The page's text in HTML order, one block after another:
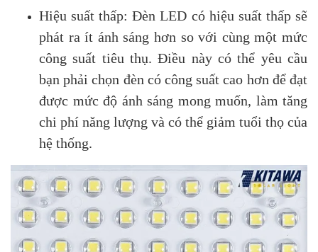
Hiệu suất thấp: Đèn LED có hiệu suất thấp sẽ
phát ra ít ánh sáng hơn so với cùng một mức
công suất tiêu thụ. Điều này có thể yêu cầu
bạn phải chọn đèn có công suất cao hơn để đạt
được mức độ ánh sáng mong muốn, làm tăng
chi phí năng lượng và có thể giảm tuổi thọ của
hệ thống.